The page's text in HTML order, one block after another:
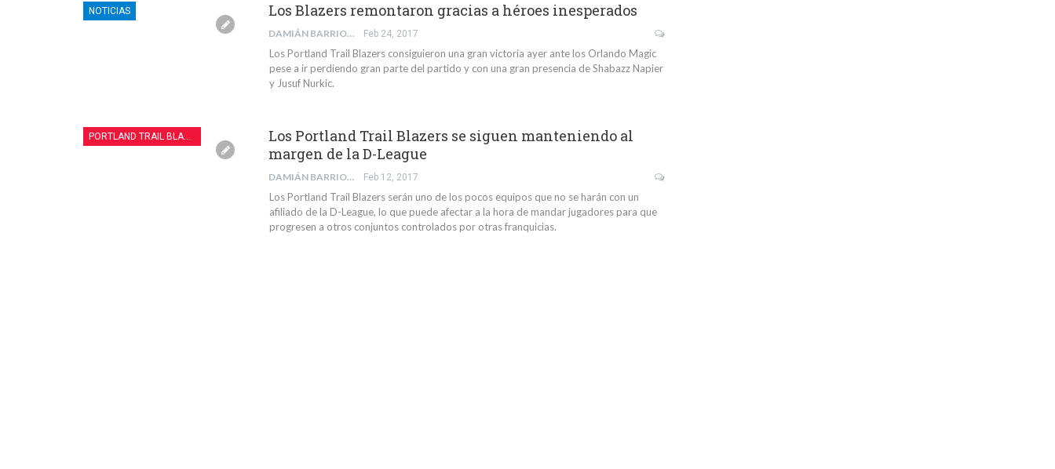
NOTICIAS Los Blazers remontaron gracias a héroes inesperados
DAMIÁN BARRIO GIL Feb 24, 2017
Los Portland Trail Blazers consiguieron una gran victoria ayer ante los Orlando Magic
pese a ir perdiendo gran parte del partido y con una gran presencia de Shabazz Napier
y Jusuf Nurkic.
Los Portland Trail Blazers se siguen manteniendo al
margen de la D-League
DAMIÁN BARRIO GIL Feb 12, 2017
Los Portland Trail Blazers serán uno de los pocos equipos que no se harán con un
afiliado de la D-League, lo que puede afectar a la hora de mandar jugadores para que
progresen a otros conjuntos controlados por otras franquicias.